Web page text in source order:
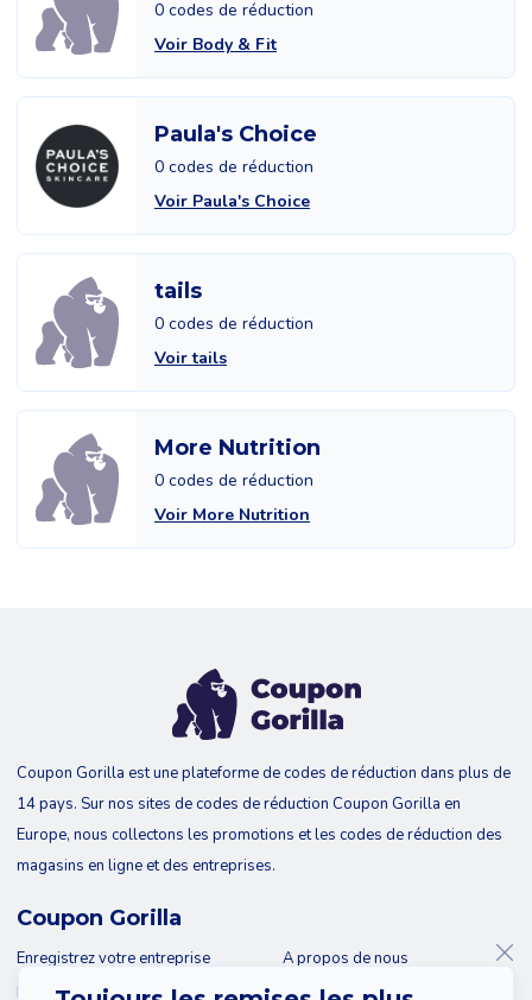
0 codes de réduction
Voir Body & Fit
Paula's Choice
0 codes de réduction
Voir Paula's Choice
tails
0 codes de réduction
Voir tails
More Nutrition
0 codes de réduction
Voir More Nutrition
Coupon Gorilla est une plateforme de codes de réduction dans plus de
14 pays. Sur nos sites de codes de réduction Coupon Gorilla en
Europe, nous collectons les promotions et les codes de réduction des
magasins en ligne et des entreprises.
Coupon Gorilla
Enregistrez votre entreprise
Blog
A propos de nous
Contact